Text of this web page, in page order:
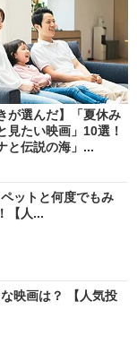
が選んだ】「夏休み
見たい映画」10選！
と伝説の海」...
ットと何度でもみ
【人...
映画は？ 【人気投